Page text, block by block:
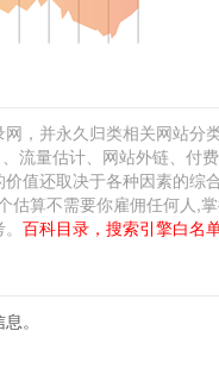
，并永久归类相关网站分
流量估计、网站外链、付
值还取决于各种因素的综
算不需要你雇佣任何人,
。百科目录，搜索引擎白名
。